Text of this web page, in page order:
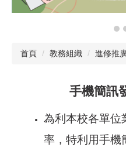
首頁 教務組織 進修推
手機簡訊
為利本校各單位
率，特利用手機